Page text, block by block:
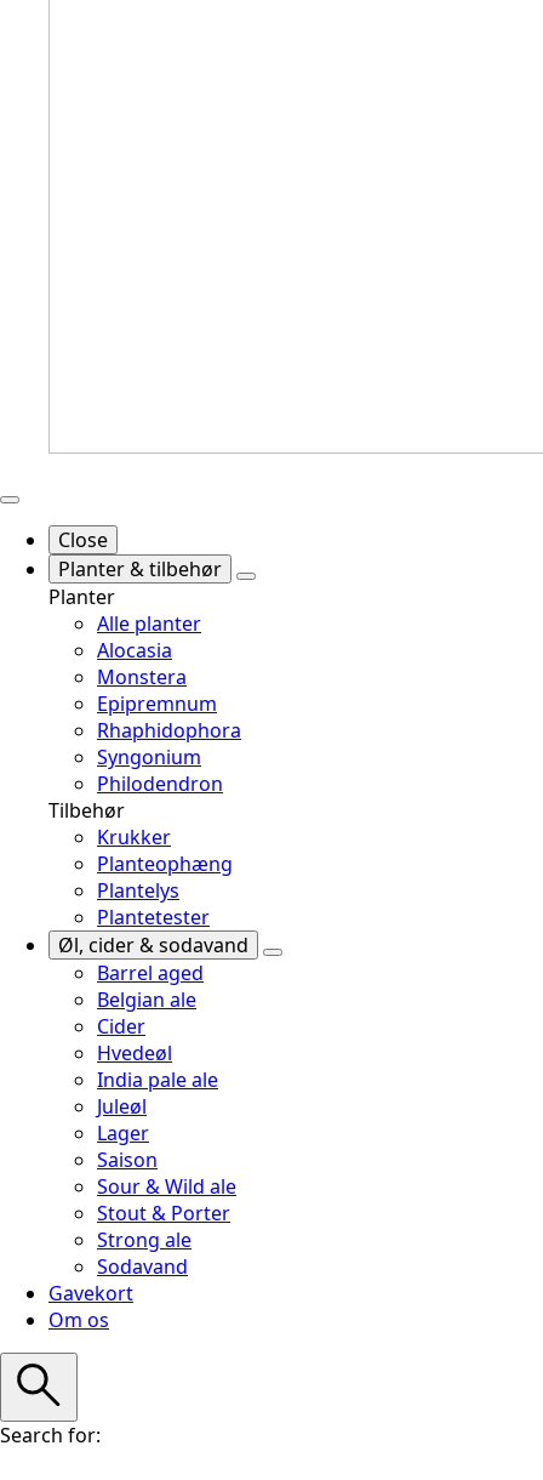
Close
Planter & tilbehør
Planter
Alle planter
Alocasia
Monstera
Epipremnum
Rhaphidophora
Syngonium
Philodendron
Tilbehør
Krukker
Planteophæng
Plantelys
Plantetester
Øl, cider & sodavand
Barrel aged
Belgian ale
Cider
Hvedeøl
India pale ale
Juleøl
Lager
Saison
Sour & Wild ale
Stout & Porter
Strong ale
Sodavand
Gavekort
Om os
Search for: